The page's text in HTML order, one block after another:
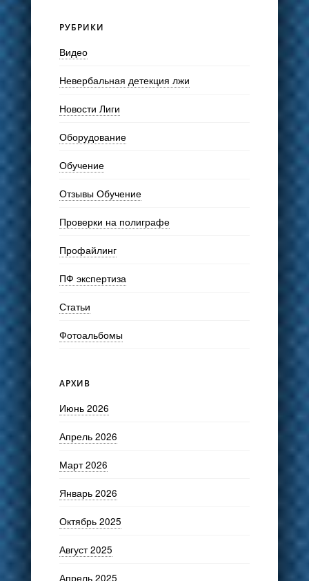
РУБРИКИ
Видео
Невербальная детекция лжи
Новости Лиги
Оборудование
Обучение
Отзывы Обучение
Проверки на полиграфе
Профайлинг
ПФ экспертиза
Статьи
Фотоальбомы
АРХИВ
Июнь 2026
Апрель 2026
Март 2026
Январь 2026
Октябрь 2025
Август 2025
Апрель 2025